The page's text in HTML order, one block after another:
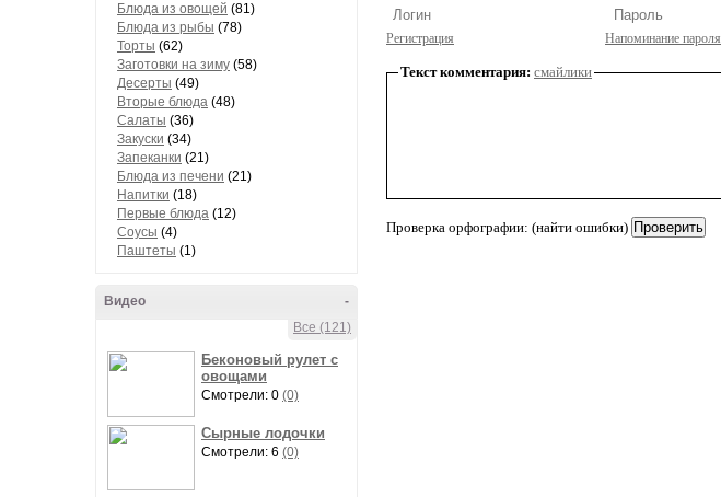
Блюда из овощей (81)
Блюда из рыбы (78)
Торты (62)
Заготовки на зиму (58)
Десерты (49)
Вторые блюда (48)
Салаты (36)
Закуски (34)
Запеканки (21)
Блюда из печени (21)
Напитки (18)
Первые блюда (12)
Соусы (4)
Паштеты (1)
-
Видео
Все (121)
Беконовый рулет с
овощами
Смотрели: 0 (0)
Сырные лодочки
Смотрели: 6 (0)
Регистрация Напоминание пароля
Текст комментария: смайлики
Проверка орфографии: (найти ошибки)